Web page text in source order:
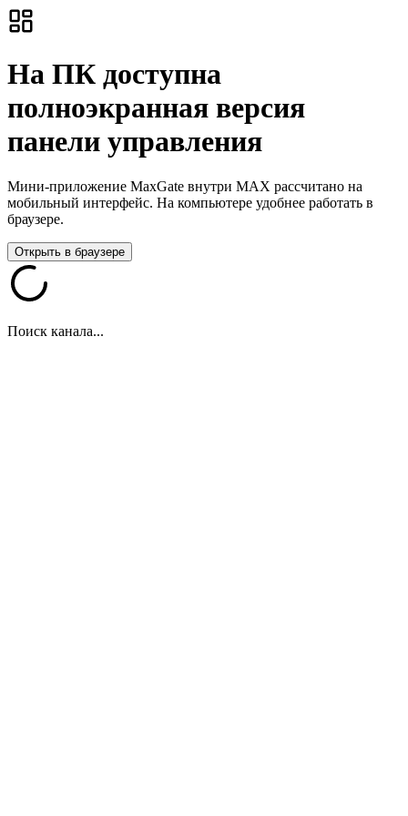
На ПК доступна
полноэкранная версия
панели управления
Мини-приложение MaxGate внутри MAX рассчитано на
мобильный интерфейс. На компьютере удобнее работать в
браузере.
Открыть в браузере
Поиск канала...